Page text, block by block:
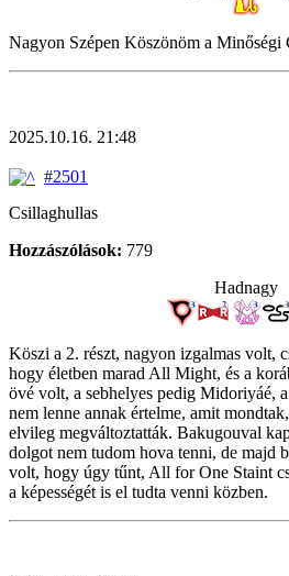
Nagyon Szépen Köszönöm a
2025.10.16. 21:48
#2501
Csillaghullas
Hozzászólások: 779
Hadnagy
Köszi a 2. részt, nagyon izgalmas volt,
hogy életben marad All Might, és a
övé volt, a sebhelyes pedig Midoriyáé,
nem lenne annak értelme, amit
elvileg megváltoztatták. Bakugouval
dolgot nem tudom hova tenni, de majd
volt, hogy úgy tűnt, All for One Staint
a képességét is el tudta venni közben.